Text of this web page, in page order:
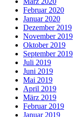
Februar 2020
Januar 2020
Dezember 2019
November 2019
Oktober 2019
September 2019
Juli 2019
Juni 2019
Mai 2019
April 2019
März 2019
Februar 2019
Januar 2019